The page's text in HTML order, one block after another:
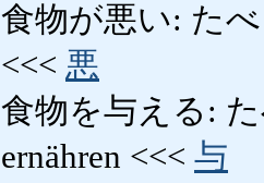
食物が悪い: たべ
<<< 悪
食物を与える:
ernähren <<< 与